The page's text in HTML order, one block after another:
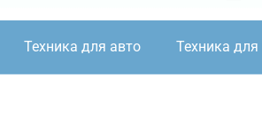
Техника для авто Техника для